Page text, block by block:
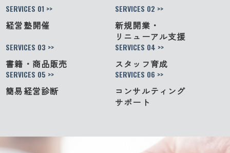
SERVICES 01 >>
経営塾開催
SERVICES 02 >>
新規開業・
リニューアル支援
SERVICES 03 >>
書籍・商品販売
SERVICES 04 >>
スタッフ育成
SERVICES 05 >>
簡易経営診断
SERVICES 06 >>
コンサルティング
サポート